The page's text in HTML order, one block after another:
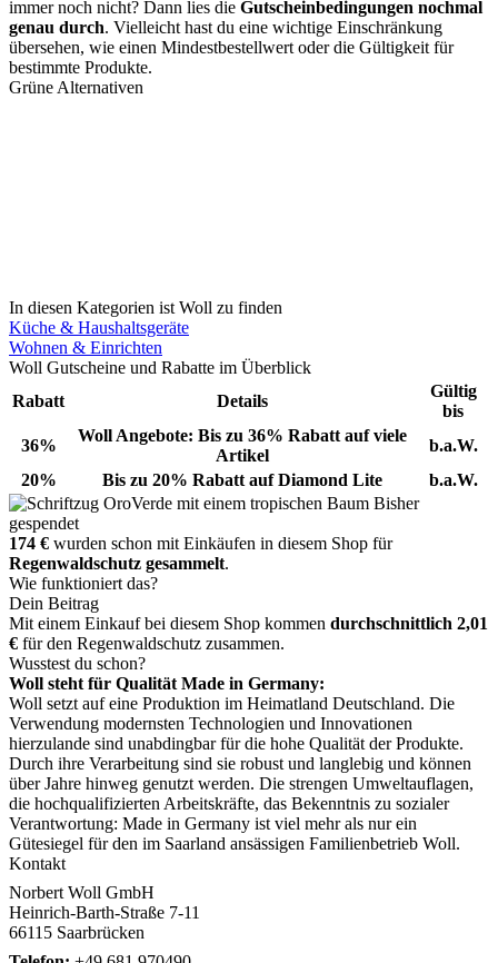
immer noch nicht? Dann lies die Gutscheinbedingungen nochmal
genau durch. Vielleicht hast du eine wichtige Einschränkung
übersehen, wie einen Mindestbestellwert oder die Gültigkeit für
bestimmte Produkte.
Grüne Alternativen
In diesen Kategorien ist Woll zu finden
Küche & Haushaltsgeräte
Wohnen & Einrichten
Woll Gutscheine und Rabatte im Überblick
Rabatt
Details
Gültig
bis
36%
Woll Angebote: Bis zu 36% Rabatt auf viele
Artikel
b.a.W.
20%
Bis zu 20% Rabatt auf Diamond Lite
b.a.W.
Bisher
gespendet
174 € wurden schon mit Einkäufen in diesem Shop für
Regenwaldschutz gesammelt.
Wie funktioniert das?
Dein Beitrag
Mit einem Einkauf bei diesem Shop kommen durchschnittlich 2,01
€ für den Regenwaldschutz zusammen.
Wusstest du schon?
Woll steht für Qualität Made in Germany:
Woll setzt auf eine Produktion im Heimatland Deutschland. Die
Verwendung modernsten Technologien und Innovationen
hierzulande sind unabdingbar für die hohe Qualität der Produkte.
Durch ihre Verarbeitung sind sie robust und langlebig und können
über Jahre hinweg genutzt werden. Die strengen Umweltauflagen,
die hochqualifizierten Arbeitskräfte, das Bekenntnis zu sozialer
Verantwortung: Made in Germany ist viel mehr als nur ein
Gütesiegel für den im Saarland ansässigen Familienbetrieb Woll.
Kontakt
Norbert Woll GmbH
Heinrich-Barth-Straße 7-11
66115 Saarbrücken